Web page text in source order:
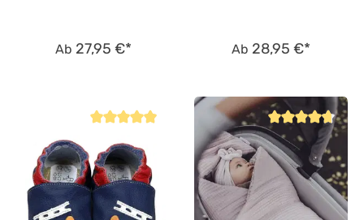
Ab 27,95 €* Ab 28,95 €*
Durchschnittliche Bewertung von 4.8 von 5 Sternen
Durchschnittliche